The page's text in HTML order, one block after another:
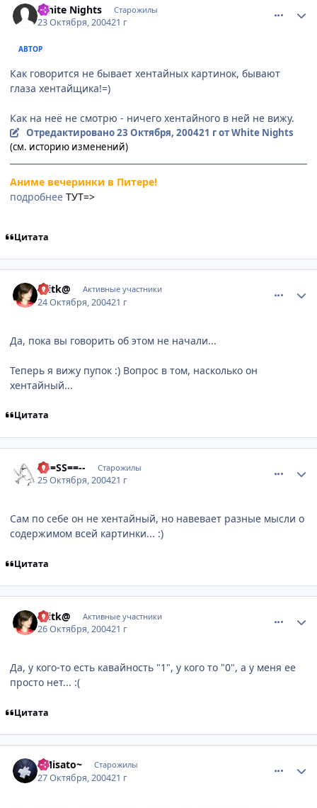
White Nights Старожилы
23 Октября, 200421 г
АВТОР
Как говорится не бывает хентайных картинок, бывают
глаза хентайщика!=)
Как на неё не смотрю - ничего хентайного в ней не вижу.
Отредактировано23 Октября, 200421 гот White Nights
(см. историю изменений)
Аниме вечеринки в Питере!
подробнее ТУТ=>
Цитата
Ulitk@ Активные участники
24 Октября, 200421 г
Да, пока вы говорить об этом не начали...
Теперь я вижу пупок :) Вопрос в том, насколько он
хентайный...
Цитата
--==SS==-- Старожилы
25 Октября, 200421 г
Сам по себе он не хентайный, но навевает разные мысли о
содержимом всей картинки... :)
Цитата
Ulitk@ Активные участники
26 Октября, 200421 г
Да, у кого-то есть кавайность "1", у кого то "0", а у меня ее
просто нет... :(
Цитата
~Misato~ Старожилы
27 Октября, 200421 г